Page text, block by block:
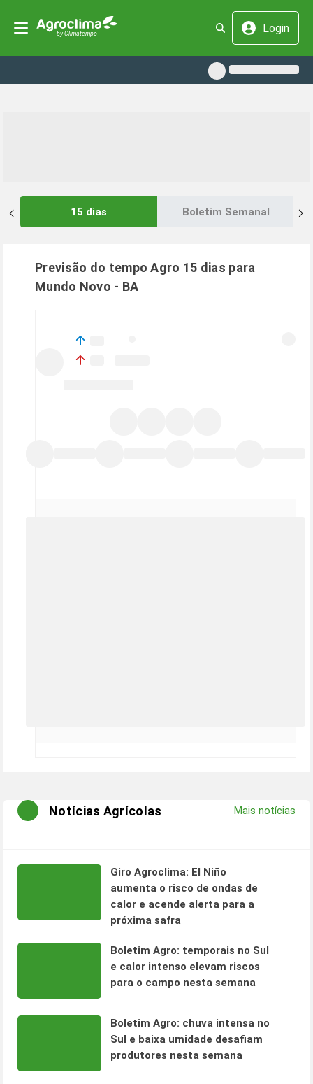
Login
15 dias Boletim Semanal
Previsão do tempo Agro 15 dias para
Mundo Novo - BA
Notícias Agrícolas Mais notícias
Giro Agroclima: El Niño
aumenta o risco de ondas de
calor e acende alerta para a
próxima safra
Boletim Agro: temporais no Sul
e calor intenso elevam riscos
para o campo nesta semana
Boletim Agro: chuva intensa no
Sul e baixa umidade desafiam
produtores nesta semana